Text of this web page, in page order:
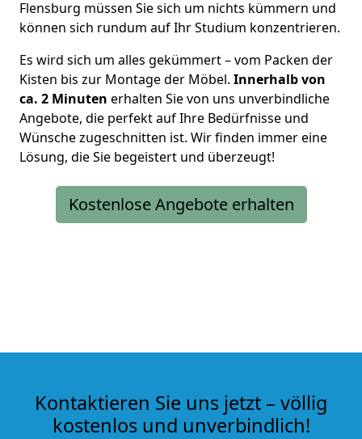
Flensburg müssen Sie sich um nichts kümmern und
können sich rundum auf Ihr Studium konzentrieren.
Es wird sich um alles gekümmert – vom Packen der
Kisten bis zur Montage der Möbel. Innerhalb von
ca. 2 Minuten erhalten Sie von uns unverbindliche
Angebote, die perfekt auf Ihre Bedürfnisse und
Wünsche zugeschnitten ist. Wir finden immer eine
Lösung, die Sie begeistert und überzeugt!
Kostenlose Angebote erhalten
Kontaktieren Sie uns jetzt – völlig
kostenlos und unverbindlich!